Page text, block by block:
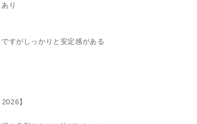
り
すがしっかりと安定感がある
】